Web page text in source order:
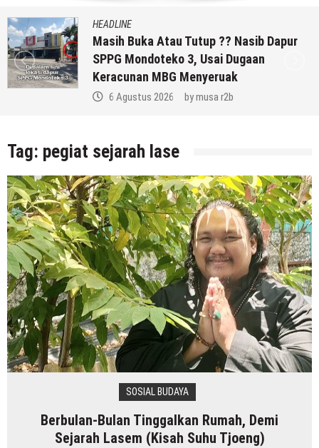
HEADLINE
Masih Buka Atau Tutup ?? Nasib Dapur
SPPG Mondoteko 3, Usai Dugaan
Keracunan MBG Menyeruak
6 Agustus 2026 bymusa r2b
Tag: pegiat sejarah lase
SOSIAL BUDAYA
Berbulan-Bulan Tinggalkan Rumah, Demi
Sejarah Lasem (Kisah Suhu Tjoeng)